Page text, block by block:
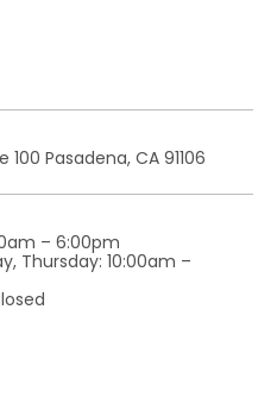
100 Pasadena, CA 91106
– 6:00pm
Thursday: 10:00am –